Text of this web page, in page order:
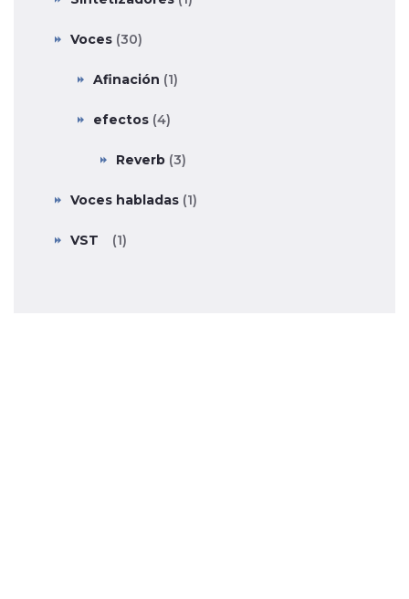
Voces (30)
Afinación (1)
efectos (4)
Reverb (3)
Voces habladas (1)
VST (1)